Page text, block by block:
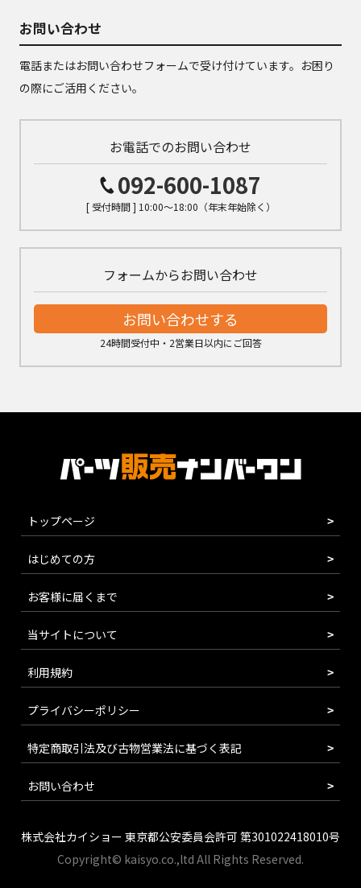
お問い合わせ
電話またはお問い合わせフォームで受け付けています。お困り
の際にご活用ください。
お電話でのお問い合わせ
092-600-1087
[ 受付時間 ] 10:00～18:00（年末年始除く）
フォームからお問い合わせ
お問い合わせする
24時間受付中・2営業日以内にご回答
トップページ
はじめての方
お客様に届くまで
当サイトについて
利用規約
プライバシーポリシー
特定商取引法及び古物営業法に基づく表記
お問い合わせ
株式会社カイショー 東京都公安委員会許可 第301022418010号
Copyright© kaisyo.co.,ltd All Rights Reserved.